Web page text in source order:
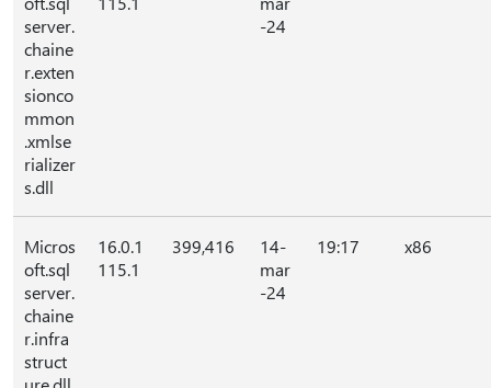
server.
chaine
r.exten
sionco
mmon
.xmlse
rializer
s.dll
-24
Micros
oft.sql
server.
chaine
r.infra
struct
16.0.1
115.1
399,416
14-
mar
-24
19:17 x86